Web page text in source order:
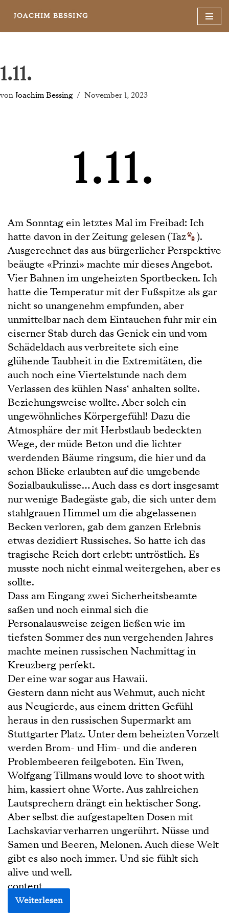
JOACHIM BESSING
1.11.
von Joachim Bessing November 1, 2023
1.11.
Am Sonntag ein letztes Mal im Freibad: Ich
hatte davon in der Zeitung gelesen (Taz
).
Ausgerechnet das aus bürgerlicher Perspektive
beäugte «Prinzi» machte mir dieses Angebot.
Vier Bahnen im ungeheizten Sportbecken. Ich
hatte die Temperatur mit der Fußspitze als gar
nicht so unangenehm empfunden, aber
unmittelbar nach dem Eintauchen fuhr mir ein
eiserner Stab durch das Genick ein und vom
Schädeldach aus verbreitete sich eine
glühende Taubheit in die Extremitäten, die
auch noch eine Viertelstunde nach dem
Verlassen des kühlen Nass‘ anhalten sollte.
Beziehungsweise wollte. Aber solch ein
ungewöhnliches Körpergefühl! Dazu die
Atmosphäre der mit Herbstlaub bedeckten
Wege, der müde Beton und die lichter
werdenden Bäume ringsum, die hier und da
schon Blicke erlaubten auf die umgebende
Sozialbaukulisse… Auch dass es dort insgesamt
nur wenige Badegäste gab, die sich unter dem
stahlgrauen Himmel um die abgelassenen
Becken verloren, gab dem ganzen Erlebnis
etwas dezidiert Russisches. So hatte ich das
tragische Reich dort erlebt: untröstlich. Es
musste noch nicht einmal weitergehen, aber es
sollte.
Dass am Eingang zwei Sicherheitsbeamte
saßen und noch einmal sich die
Personalausweise zeigen ließen wie im
tiefsten Sommer des nun vergehenden Jahres
machte meinen russischen Nachmittag in
Kreuzberg perfekt.
Der eine war sogar aus Hawaii.
Gestern dann nicht aus Wehmut, auch nicht
aus Neugierde, aus einem dritten Gefühl
heraus in den russischen Supermarkt am
Stuttgarter Platz. Unter dem beheizten Vorzelt
werden Brom- und Him- und die anderen
Problembeeren feilgeboten. Ein Twen,
Wolfgang Tillmans would love to shoot with
him, kassiert ohne Worte. Aus zahlreichen
Lautsprechern drängt ein hektischer Song.
Aber selbst die aufgestapelten Dosen mit
Lachskaviar verharren ungerührt. Nüsse und
Samen und Beeren, Melonen. Auch diese Welt
gibt es also noch immer. Und sie fühlt sich
alive und well.
content
Weiterlesen